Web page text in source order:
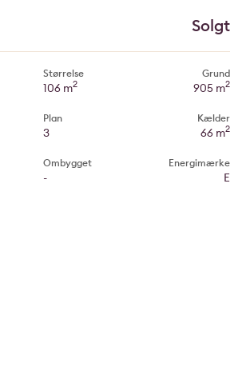
Solgt
Størrelse
106 m2
Plan
3
Ombygget
-
Grund
905 m2
Kælder
66 m2
Energimærke
E